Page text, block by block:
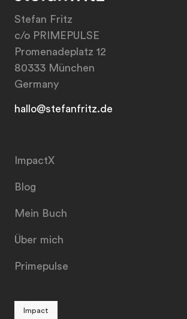
Stefan Fritz
c/o PRIMEPULSE
Promenadeplatz 12
80333 München
Germany
hallo@stefanfritz.de
ImpactX
Blog
Mein Buch
Über mich
Primepulse
Impact